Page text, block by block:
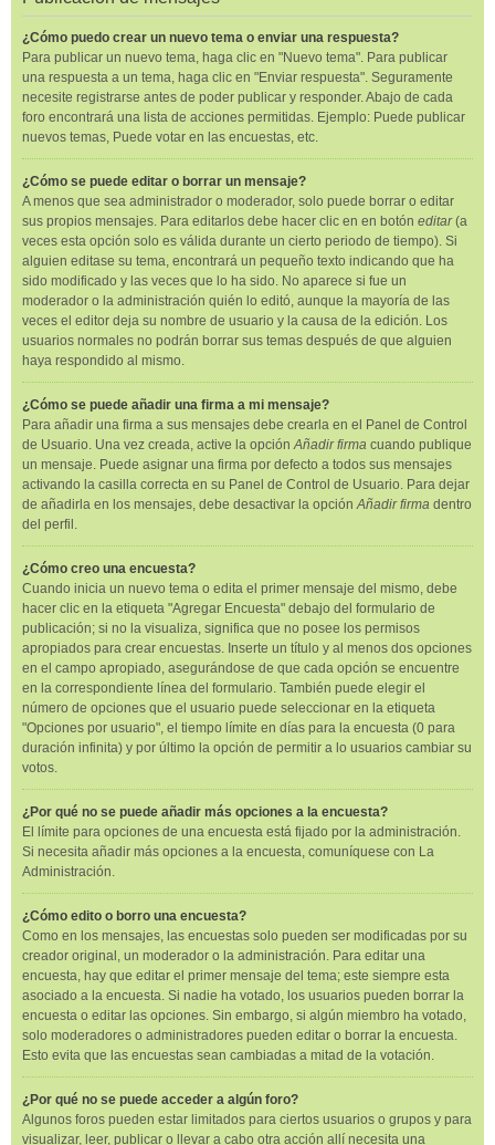
¿Cómo puedo crear un nuevo tema o enviar una respuesta?
Para publicar un nuevo tema, haga clic en "Nuevo tema". Para publicar
una respuesta a un tema, haga clic en "Enviar respuesta". Seguramente
necesite registrarse antes de poder publicar y responder. Abajo de cada
foro encontrará una lista de acciones permitidas. Ejemplo: Puede publicar
nuevos temas, Puede votar en las encuestas, etc.
¿Cómo se puede editar o borrar un mensaje?
A menos que sea administrador o moderador, solo puede borrar o editar
sus propios mensajes. Para editarlos debe hacer clic en en botón editar(a
veces esta opción solo es válida durante un cierto periodo de tiempo). Si
alguien editase su tema, encontrará un pequeño texto indicando que ha
sido modificado y las veces que lo ha sido. No aparece si fue un
moderador o la administración quién lo editó, aunque la mayoría de las
veces el editor deja su nombre de usuario y la causa de la edición. Los
usuarios normales no podrán borrar sus temas después de que alguien
haya respondido al mismo.
¿Cómo se puede añadir una firma a mi mensaje?
Para añadir una firma a sus mensajes debe crearla en el Panel de Control
de Usuario. Una vez creada, active la opciónAñadir firma cuando publique
un mensaje. Puede asignar una firma por defecto a todos sus mensajes
activando la casilla correcta en su Panel de Control de Usuario. Para dejar
de añadirla en los mensajes, debe desactivar la opciónAñadir firma dentro
del perfil.
¿Cómo creo una encuesta?
Cuando inicia un nuevo tema o edita el primer mensaje del mismo, debe
hacer clic en la etiqueta "Agregar Encuesta" debajo del formulario de
publicación; si no la visualiza, significa que no posee los permisos
apropiados para crear encuestas. Inserte un título y al menos dos opciones
en el campo apropiado, asegurándose de que cada opción se encuentre
en la correspondiente línea del formulario. También puede elegir el
número de opciones que el usuario puede seleccionar en la etiqueta
"Opciones por usuario", el tiempo límite en días para la encuesta (0 para
duración infinita) y por último la opción de permitir a lo usuarios cambiar su
votos.
¿Por qué no se puede añadir más opciones a la encuesta?
El límite para opciones de una encuesta está fijado por la administración.
Si necesita añadir más opciones a la encuesta, comuníquese con La
Administración.
¿Cómo edito o borro una encuesta?
Como en los mensajes, las encuestas solo pueden ser modificadas por su
creador original, un moderador o la administración. Para editar una
encuesta, hay que editar el primer mensaje del tema; este siempre esta
asociado a la encuesta. Si nadie ha votado, los usuarios pueden borrar la
encuesta o editar las opciones. Sin embargo, si algún miembro ha votado,
solo moderadores o administradores pueden editar o borrar la encuesta.
Esto evita que las encuestas sean cambiadas a mitad de la votación.
¿Por qué no se puede acceder a algún foro?
Algunos foros pueden estar limitados para ciertos usuarios o grupos y para
visualizar, leer, publicar o llevar a cabo otra acción allí necesita una